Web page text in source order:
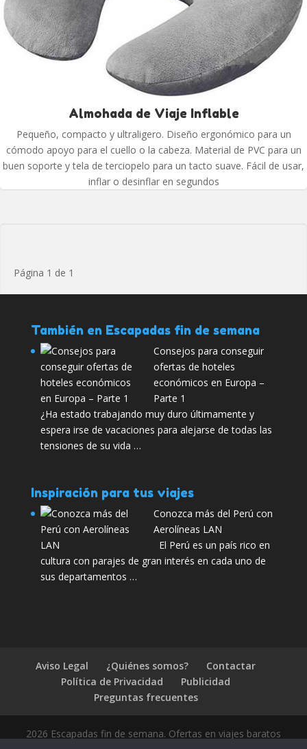
Almohada de Viaje Inflable
Pequeño, compacto y ultraligero. Diseño ergonómico para un
cómodo apoyo para el cuello o la cabeza. Material de PVC para un
buen soporte y tela de terciopelo para un tacto suave. Fácil de usar,
inflar o desinflar en segundos
Página 1 de 1
También en Escapadas fin de semana
Consejos para conseguir
ofertas de hoteles
económicos en Europa –
Parte 1
¿Ha estado trabajando muy duro últimamente y
espera irse de vacaciones para alejarse de todas las
tensiones de su vida …
Inspiración para tus viajes
Conozca más del Perú con
Aerolíneas LAN
El Perú es un país rico en
cultura con parajes de gran interés en cada uno de
sus departamentos …
Aviso Legal ¿Quiénes somos?
Contactar
Política de Privacidad
Publicidad
Preguntas frecuentes
2026 Escapadas fin de semana. Ofertas en viajes baratos